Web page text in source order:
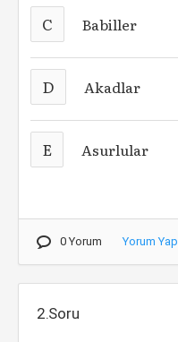
C Babiller
D Akadlar
E Asurlular
0 Yorum Yorum Yap
2.Soru